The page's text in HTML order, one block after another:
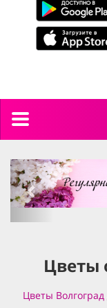
Toggle
previous
Цветы
Цветы Волгоград